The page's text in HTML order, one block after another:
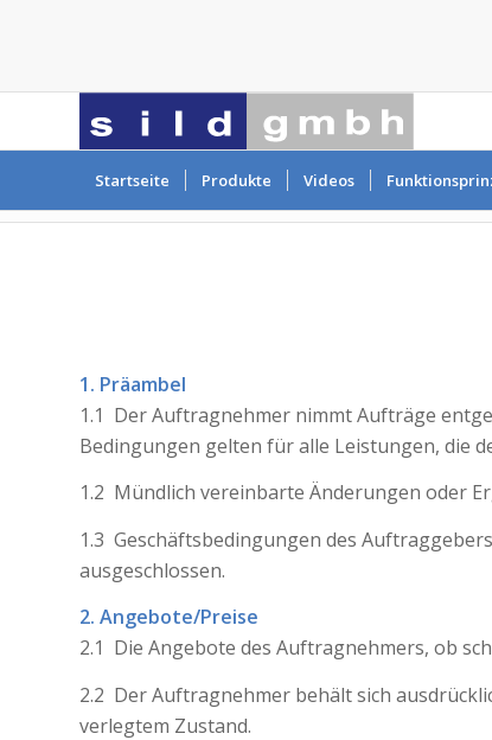
Startseite Produkte Videos
AGB
1. Präambel
1.1 Der Auftragnehmer nimmt Aufträge
Bedingungen gelten für alle Leistungen, die
1.2 Mündlich vereinbarte Änderungen oder
1.3 Geschäftsbedingungen des
ausgeschlossen.
2. Angebote/Preise
2.1 Die Angebote des Auftragnehmers, ob
2.2 Der Auftragnehmer behält sich
verlegtem Zustand.